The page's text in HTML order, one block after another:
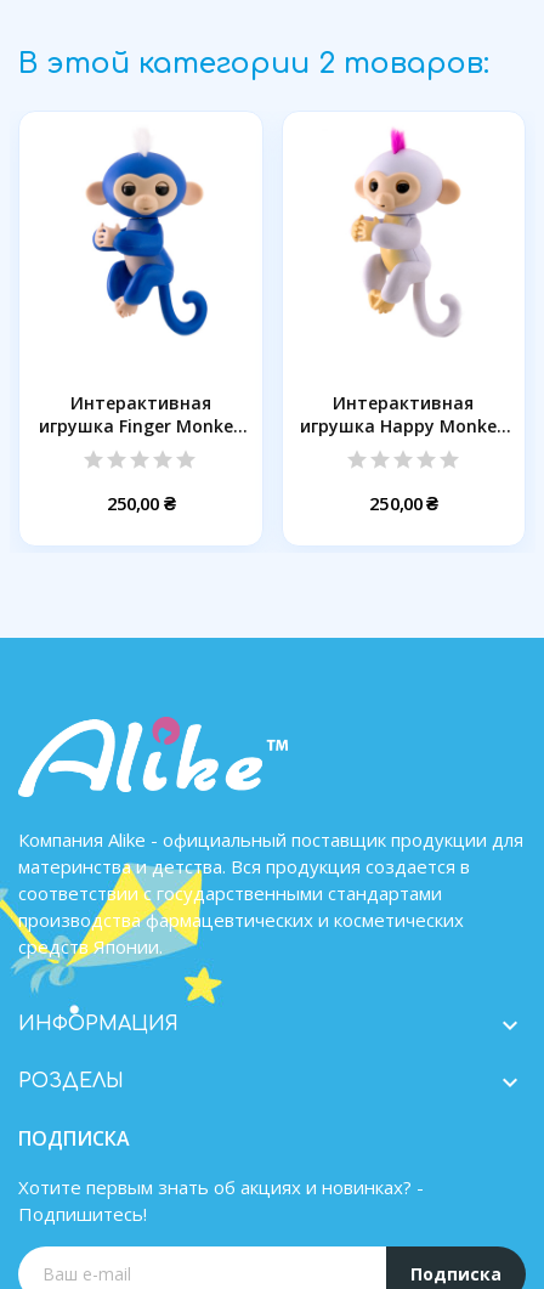
В этой категории 2 товаров:
Интерактивная
игрушка Finger Monkey
Blue
250,00 ₴
Интерактивная
игрушка Happy Monkey
White
250,00 ₴
Компания Alike - официальный поставщик продукции для
материнства и детства. Вся продукция создается в
соответствии с государственными стандартами
производства фармацевтических и косметических
средств Японии.
ИНФОРМАЦИЯ 
РОЗДЕЛЫ 
ПОДПИСКА
Хотите первым знать об акциях и новинках? -
Подпишитесь!
Подписка